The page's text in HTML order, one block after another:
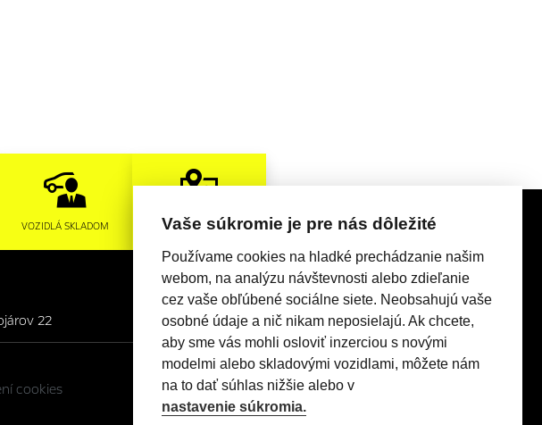
VOZIDLÁ SKLADOM KONTAKTY
22
cookies Realizácia 2025Comin.cz, s.r.o.&
Vaše súkromie je pre nás dôležité
Používame cookies na hladké prechádzanie našim
webom, na analýzu návštevnosti alebo zdieľanie
cez vaše obľúbené sociálne siete. Neobsahujú vaše
osobné údaje a nič nikam neposielajú. Ak chcete,
aby sme vás mohli osloviť inzerciou s novými
modelmi alebo skladovými vozidlami, môžete nám
na to dať súhlas nižšie alebo v
nastavenie súkromia.